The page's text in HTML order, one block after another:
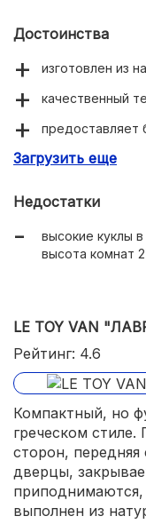
Достоинства
изготовлен из
качественный
предоставляет
красивый дизайн;
Загрузить еще
Недостатки
высокие куклы
высота комнат
LE TOY VAN
Рейтинг: 4.6
Компактный, но
греческом
сторон, передняя
дверцы,
выполнен из